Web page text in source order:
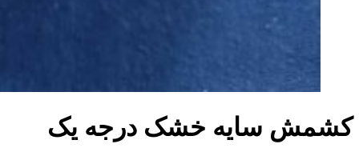
کشمش سایه خشک درجه یک